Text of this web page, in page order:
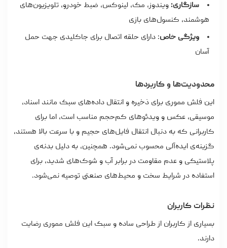
سازگاری: ویندوز، مک، لینوکس، ضبط خودرو، تلویزیون‌های
هوشمند، کنسول‌های بازی
ویژگی خاص: دارای حلقه اتصال برای جاکلیدی جهت حمل
آسان
محدودیت‌ها و کاربردها
این فلش مموری برای ذخیره و انتقال داده‌های سبک مانند اسناد،
موسیقی، عکس و ویدئوهای کم‌حجم مناسب است، اما برای
کاربرانی که به دنبال انتقال فایل‌های حجیم و با سرعت بالا هستند،
گزینه‌ی ایده‌آلی محسوب نمی‌شود. همچنین، به دلیل بدنه‌ی
پلاستیکی و عدم مقاومت در برابر آب و شوک‌های شدید، برای
استفاده در شرایط سخت و محیط‌های صنعتی توصیه نمی‌شود.
نظرات کاربران
بسیاری از کاربران از طراحی ساده و سبک این فلش مموری رضایت
دارند.